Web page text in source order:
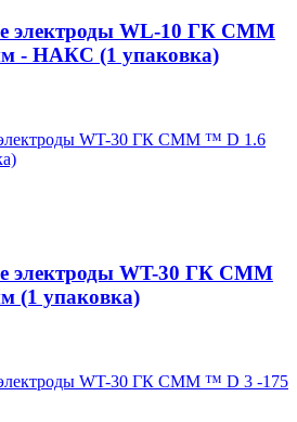
электроды WL-10 ГК СММ
- НАКС (1 упаковка)
электроды WT-30 ГК СММ
(1 упаковка)